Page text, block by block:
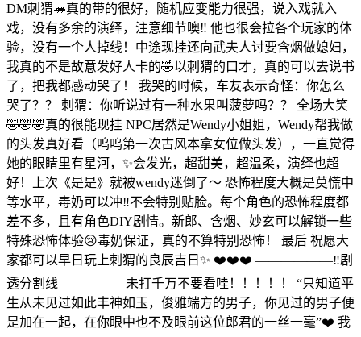
DM刺猬🦔真的带的很好，随机应变能力很强，说入戏就入
戏，没有多余的演绎，注意细节噢‼️ 他也很会拉各个玩家的体
验，没有一个人掉线！中途现挂还向武夫人讨要含烟做媳妇，
我真的不是故意发好人卡的🤣以刺猬的口才，真的可以去说书
了，把我都感动哭了！ 我哭的时候，车友表示奇怪：你怎么
哭了？？ 刺猬：你听说过有一种水果叫菠萝吗？？ 全场大笑
🤣🤣🤣真的很能现挂 NPC居然是Wendy小姐姐，Wendy帮我做
的头发真好看（呜呜第一次古风本拿女位做头发），一直觉得
她的眼睛里有星河，✨会发光，超甜美，超温柔，演绎也超
好！上次《是是》就被wendy迷倒了～ 恐怖程度大概是莫慌中
等水平，毒奶可以冲‼️不会特别贴脸。每个角色的恐怖程度都
差不多，且有角色DIY剧情。新郎、含烟、妙玄可以解锁一些
特殊恐怖体验😢毒奶保证，真的不算特别恐怖！ 最后 祝愿大
家都可以早日玩上刺猬的良辰吉日✨ ❤️❤️❤️ ——————‼️剧
透分割线————— 未打千万不要看哇！！！！！ “只知道平
生从未见过如此丰神如玉，俊雅端方的男子，你见过的男子便
是加在一起，在你眼中也不及眼前这位郎君的一丝一毫”❤️ 我